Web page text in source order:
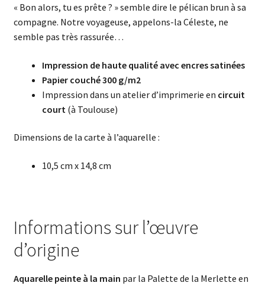
« Bon alors, tu es prête ? » semble dire le pélican brun à sa
compagne. Notre voyageuse, appelons-la Céleste, ne
semble pas très rassurée…
Impression de haute qualité avec encres satinées
Papier couché 300 g/m2
Impression dans un atelier d’imprimerie en circuit
court (à Toulouse)
Dimensions de la carte à l’aquarelle :
10,5 cm x 14,8 cm
Informations sur l’œuvre
d’origine
Aquarelle peinte à la main par la Palette de la Merlette en